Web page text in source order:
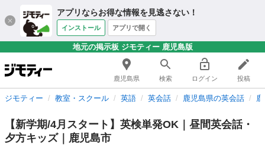
アプリならお得な情報を見逃さない！
インストール アプリで開く
地元の掲示板 ジモティー 鹿児島版
鹿児島県 検索 ログイン 投稿
ジモティー 教室・スクール 英語 英会話 鹿児島県の英会話
【新学期/4月スタート】英検単発OK｜昼間英会話・
夕方キッズ｜鹿児島市